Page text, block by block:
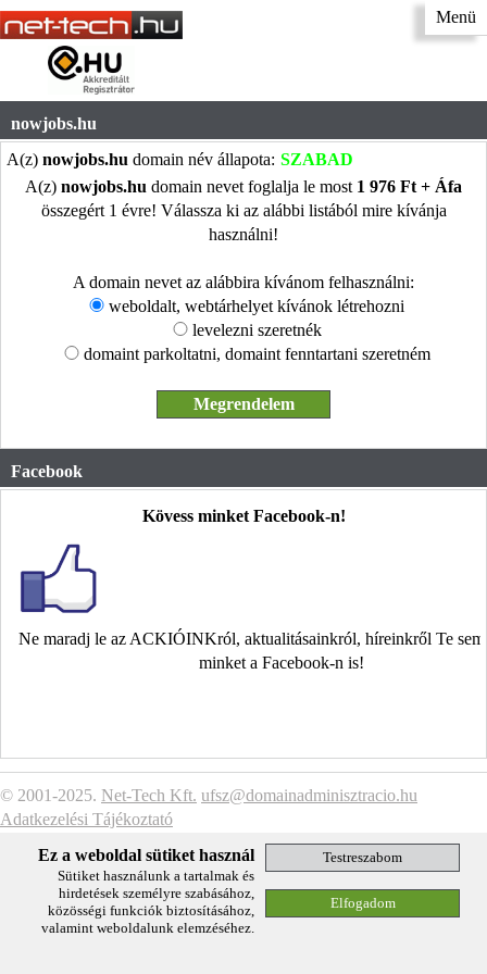
Menü
nowjobs.hu
A(z) nowjobs.hu domain név állapota: SZABAD
A(z) nowjobs.hu domain nevet foglalja le most 1 976 Ft + Áfa
összegért 1 évre! Válassza ki az alábbi listából mire kívánja
használni!
A domain nevet az alábbira kívánom felhasználni:
weboldalt, webtárhelyet kívánok létrehozni
levelezni szeretnék
domaint parkoltatni, domaint fenntartani szeretném
Facebook
Kövess minket Facebook-n!
Ne maradj le az ACKIÓINKról, aktualitásainkról, híreinkről Te
minket a Facebook-n is!
© 2001-2025. Net-Tech Kft. ufsz@domainadminisztracio.hu
Adatkezelési Tájékoztató
Ez a weboldal sütiket használ
Sütiket használunk a tartalmak és
hirdetések személyre szabásához,
közösségi funkciók biztosításához,
valamint weboldalunk elemzéséhez.